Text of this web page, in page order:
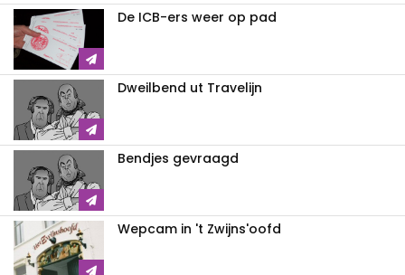
De ICB-ers weer op pad
Dweilbend ut Travelijn
Bendjes gevraagd
Wepcam in 't Zwijns'oofd